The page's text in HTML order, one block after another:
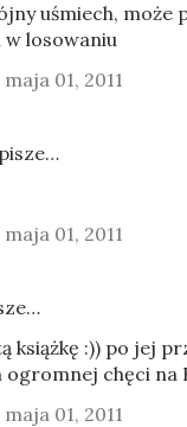
uśmiech, może
w losowaniu
01, 2011
pisze…
01, 2011
książkę :)) po jej
ogromnej chęci na
01, 2011